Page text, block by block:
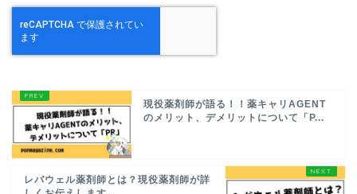
現役薬剤師が語る！！薬キャリAGENT
のメリット、デメリットについて「P...
レバウェル薬剤師とは？現役薬剤師が詳